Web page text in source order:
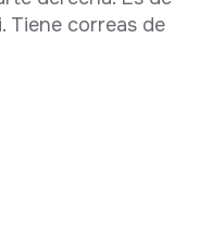
Tiene correas de